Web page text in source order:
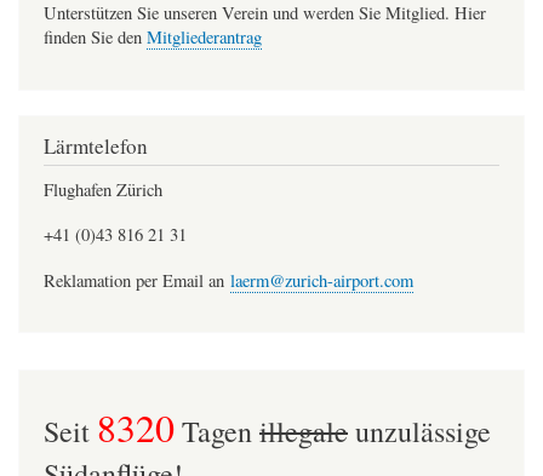
Unterstützen Sie unseren Verein und werden Sie Mitglied. Hier
finden Sie den Mitgliederantrag
Lärmtelefon
Flughafen Zürich
+41 (0)43 816 21 31
Reklamation per Email an laerm@zurich-airport.com
Seit 8320Tagenillegaleunzulässige